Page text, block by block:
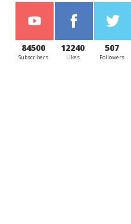
84500
Subscribers
12240
Likes
507
Followers